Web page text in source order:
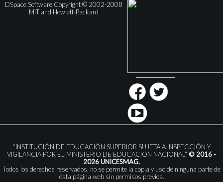
DSpace Software Copyright © 2002-2008
MIT and Hewlett-Packard
“INSTITUCIÓN DE EDUCACIÓN SUPERIOR SUJETA A INSPECCIÓN Y
VIGILANCIA POR EL MINISTERIO DE EDUCACIÓN NACIONAL” © 2016 -
2026 UNICESMAG.
Todos los derechos reservados, no se permite la copia y uso de ninguna parte de
ésta página web sin permisos previos.